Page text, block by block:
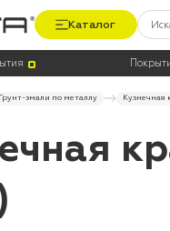
Каталог
Грунт-эмали по металлу Кузнечная